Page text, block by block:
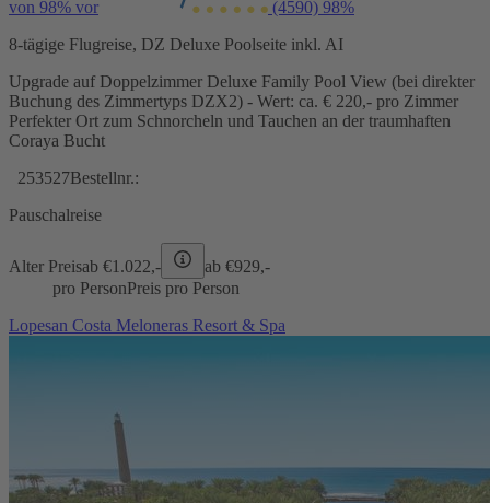
von 98% vor (4590) 98%
8-tägige Flugreise, DZ Deluxe Poolseite inkl. AI
Upgrade auf Doppelzimmer Deluxe Family Pool View (bei direkter
Buchung des Zimmertyps DZX2) - Wert: ca. € 220,- pro Zimmer
Perfekter Ort zum Schnorcheln und Tauchen an der traumhaften
Coraya Bucht
253527Bestellnr.:
Pauschalreise
Alter Preisab €1.022,- ab €929,-
pro PersonPreis pro Person
Lopesan Costa Meloneras Resort & Spa